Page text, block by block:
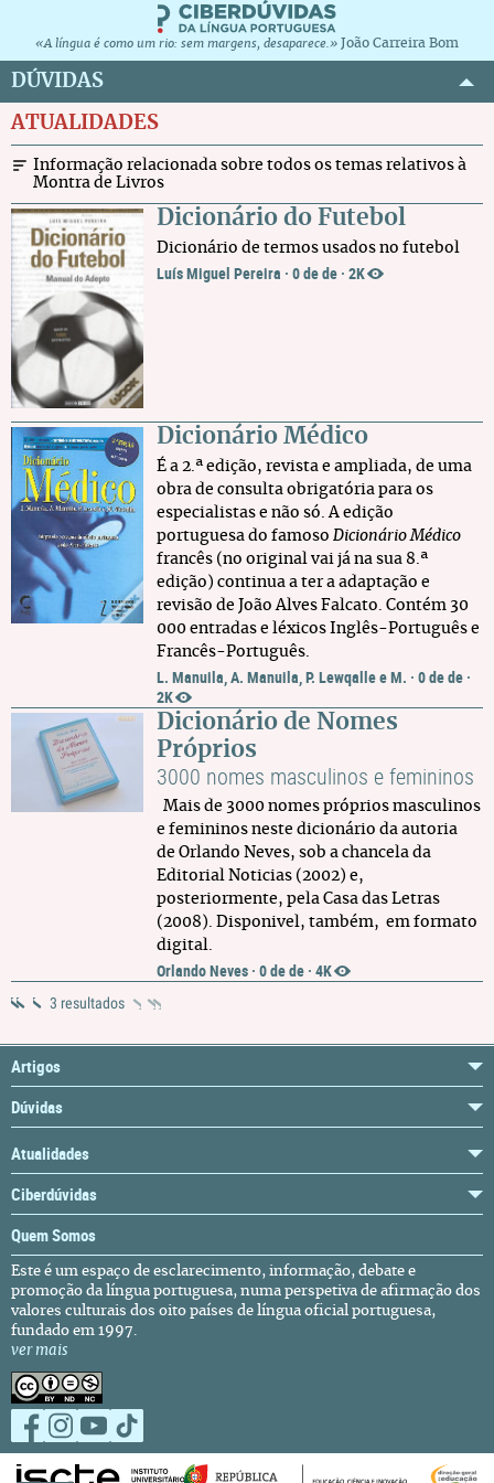
«A língua é como um rio: sem margens, desaparece.» João Carreira Bom
DÚVIDAS
ATUALIDADES
Informação relacionada sobre todos os temas relativos à
Montra de Livros
Dicionário do Futebol
Dicionário de termos usados no futebol
Luís Miguel Pereira · 0 de de · 2K
Dicionário Médico
É a 2.ª edição, revista e ampliada, de uma
obra de consulta obrigatória para os
especialistas e não só. A edição
portuguesa do famoso Dicionário Médico
francês (no original vai já na sua 8.ª
edição) continua a ter a adaptação e
revisão de João Alves Falcato. Contém 30
000 entradas e léxicos Inglês-Português e
Francês-Português.
L. Manuila, A. Manuila, P. Lewqalle e M. · 0 de de ·
2K
Dicionário de Nomes
Próprios
3000 nomes masculinos e femininos
Mais de 3000 nomes próprios masculinos
e femininos neste dicionário da autoria
de Orlando Neves, sob a chancela da
Editorial Noticias (2002) e,
posteriormente, pela Casa das Letras
(2008). Disponivel, também, em formato
digital.
Orlando Neves · 0 de de · 4K
3 resultados
Artigos
Dúvidas
Atualidades
Ciberdúvidas
Quem Somos
Este é um espaço de esclarecimento, informação, debate e
promoção da língua portuguesa, numa perspetiva de afirmação dos
valores culturais dos oito países de língua oficial portuguesa,
fundado em 1997.
ver mais